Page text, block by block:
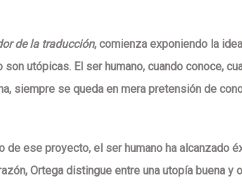
de la traducción, comienza exponiendo la
utópicas. El ser humano, cuando conoce,
siempre se queda en mera pretensión de
de ese proyecto, el ser humano ha alcanzado
Ortega distingue entre una utopía buena y